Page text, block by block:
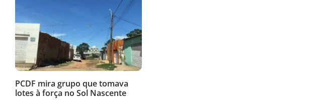
PCDF mira grupo que tomava
lotes à força no Sol Nascente